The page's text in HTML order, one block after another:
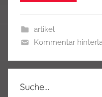
artikel
Kommentar
Suche…